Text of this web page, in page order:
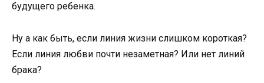
будущего ребенка.
Ну а как быть, если линия жизни слишком короткая?
Если линия любви почти незаметная? Или нет линий
брака?